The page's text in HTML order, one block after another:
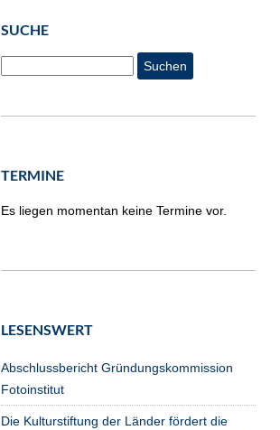
SUCHE
TERMINE
Es liegen momentan keine Termine vor.
LESENSWERT
Abschlussbericht Gründungskommission
Fotoinstitut
Die Kulturstiftung der Länder fördert die